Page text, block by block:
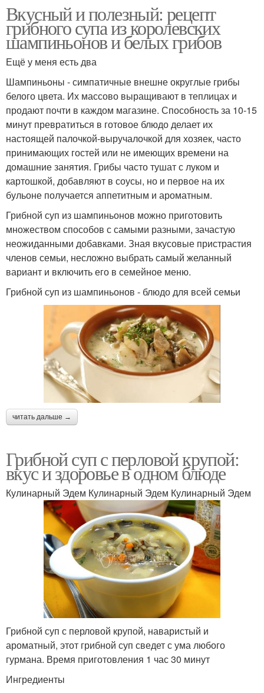
Вкусный и полезный: рецепт
грибного супа из королевских
шампиньонов и белых грибов
Ещё у меня есть два
Шампиньоны - симпатичные внешне округлые грибы
белого цвета. Их массово выращивают в теплицах и
продают почти в каждом магазине. Способность за 10-15
минут превратиться в готовое блюдо делает их
настоящей палочкой-выручалочкой для хозяек, часто
принимающих гостей или не имеющих времени на
домашние занятия. Грибы часто тушат с луком и
картошкой, добавляют в соусы, но и первое на их
бульоне получается аппетитным и ароматным.
Грибной суп из шампиньонов можно приготовить
множеством способов с самыми разными, зачастую
неожиданными добавками. Зная вкусовые пристрастия
членов семьи, несложно выбрать самый желанный
вариант и включить его в семейное меню.
Грибной суп из шампиньонов - блюдо для всей семьи
читать дальше →
Грибной суп с перловой крупой:
вкус и здоровье в одном блюде
Кулинарный Эдем Кулинарный Эдем Кулинарный Эдем
Грибной суп с перловой крупой, наваристый и
ароматный, этот грибной суп сведет с ума любого
гурмана. Время приготовления 1 час 30 минут
Ингредиенты